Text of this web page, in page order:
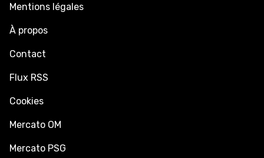
Mentions légales
À propos
Contact
Flux RSS
Cookies
Mercato OM
Mercato PSG